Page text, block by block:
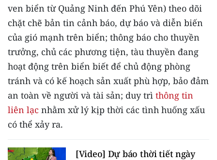
TIN MỚI
TIN ĐỊA PHƯƠNG
Trung du và miền núi phía Bắc
Đồng bằng sông Hồng
Bắc Trung Bộ
Duyên hải Nam Trung Bộ và Tây
Nguyên
Đông Nam Bộ
ven biển từ Quảng Ninh đến Phú Yên) theo dõi
chặt chẽ bản tin cảnh báo, dự báo và diễn biến
của gió mạnh trên biển; thông báo cho thuyền
trưởng, chủ các phương tiện, tàu thuyền đang
hoạt động trên biển biết để chủ động phòng
tránh và có kế hoạch sản xuất phù hợp, bảo đảm
an toàn về người và tài sản; duy trì thông tin
liên lạc nhằm xử lý kịp thời các tình huống xấu
có thể xảy ra.
[Video] Dự báo thời tiết ngày